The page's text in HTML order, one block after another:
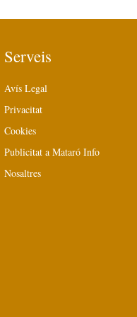
Serveis
Avís Legal
Privacitat
Cookies
Publicitat a Mataró Info
Nosaltres